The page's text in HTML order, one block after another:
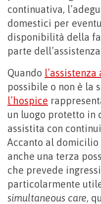
continuativa,
domestici per
disponibilità della
parte
Quando
possibile o non è la
l’hospice
un luogo protetto in
assistita con
Accanto al domicilio
anche una terza
che prevede
particolarmente
simultaneous care,